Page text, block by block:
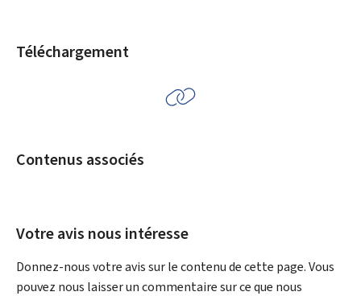
Téléchargement
Contenus associés
Votre avis nous intéresse
Donnez-nous votre avis sur le contenu de cette page. Vous
pouvez nous laisser un commentaire sur ce que nous